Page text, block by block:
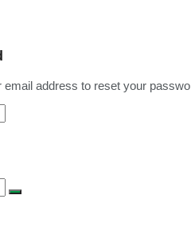
address to reset your